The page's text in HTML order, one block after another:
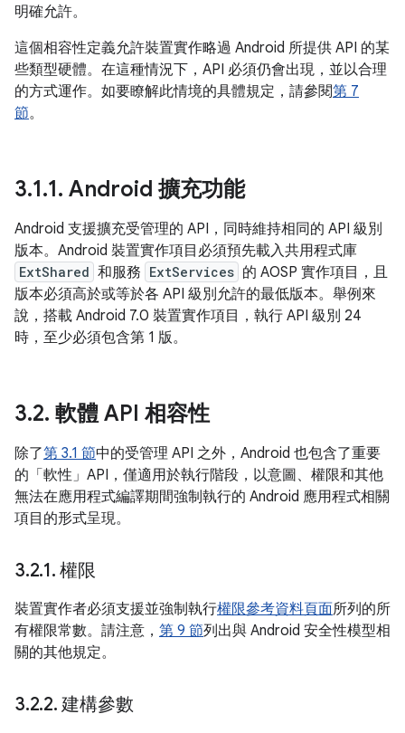
明確允許。
這個相容性定義允許裝置實作略過 Android 所提供 API 的某
些類型硬體。在這種情況下，API 必須仍會出現，並以合理
的方式運作。如要瞭解此情境的具體規定，請參閱第 7
節。
3.1.1. Android 擴充功能
Android 支援擴充受管理的 API，同時維持相同的 API 級別
版本。Android 裝置實作項目必須預先載入共用程式庫
ExtShared 和服務 ExtServices 的 AOSP 實作項目，且
版本必須高於或等於各 API 級別允許的最低版本。舉例來
說，搭載 Android 7.0 裝置實作項目，執行 API 級別 24
時，至少必須包含第 1 版。
3.2. 軟體 API 相容性
除了第 3.1 節中的受管理 API 之外，Android 也包含了重要
的「軟性」API，僅適用於執行階段，以意圖、權限和其他
無法在應用程式編譯期間強制執行的 Android 應用程式相關
項目的形式呈現。
3.2.1. 權限
裝置實作者必須支援並強制執行權限參考資料頁面所列的所
有權限常數。請注意， 第 9 節列出與 Android 安全性模型相
關的其他規定。
3.2.2. 建構參數